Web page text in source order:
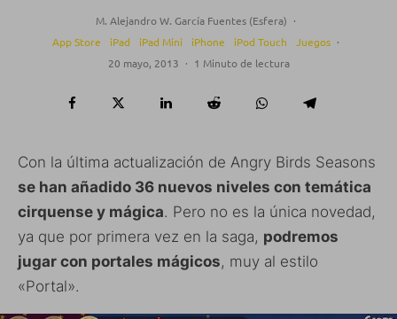
M. Alejandro W. García Fuentes (Esfera) ·
App Store
iPad iPad Mini iPhone iPod Touch Juegos ·
20 mayo, 2013 · 1 Minuto de lectura
Con la última actualización de Angry Birds Seasons
se han añadido 36 nuevos niveles con temática
cirquense y mágica. Pero no es la única novedad,
ya que por primera vez en la saga, podremos
jugar con portales mágicos, muy al estilo
«Portal».